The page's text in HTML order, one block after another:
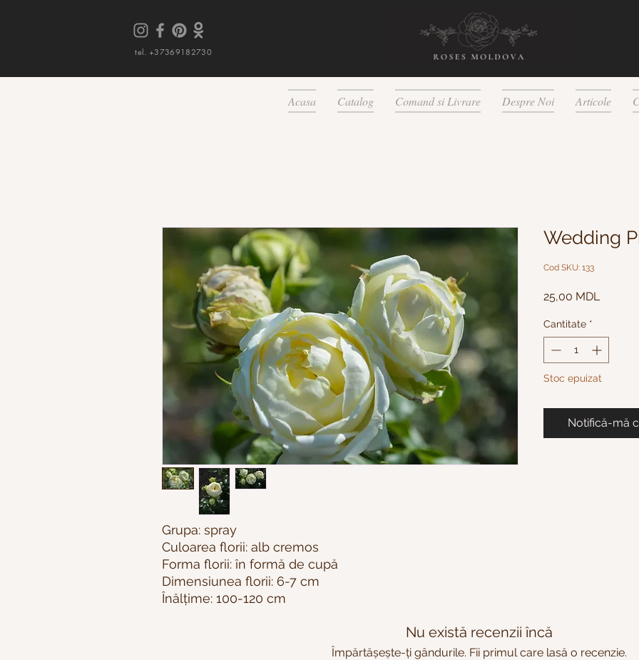
tel. +37369182730
Acasa Catalog Comand si Livrare Despre Noi Articole
Grupa: spray
Culoarea florii: alb cremos
Forma florii: în formă de cupă
Dimensiunea florii: 6-7 cm
Înălțime: 100-120 cm
Wedding
Cod SKU: 133
25,00 MDL
Cantitate *
Stoc epuizat
Notifică-mă
Nu există recenzii încă
Împărtășește-ți gândurile. Fii primul care lasă o recenzie.